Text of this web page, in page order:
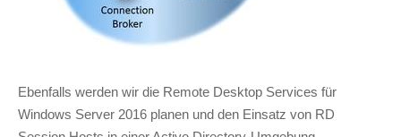
Ebenfalls werden wir die Remote Desktop Services für
Windows Server 2016 planen und den Einsatz von RD